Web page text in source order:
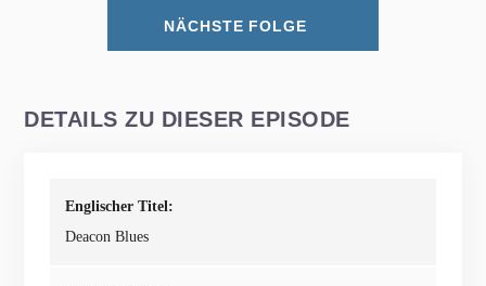
NÄCHSTE FOLGE
DETAILS ZU DIESER EPISODE
Englischer Titel:
Deacon Blues